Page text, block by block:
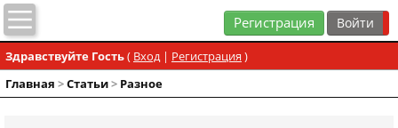
Регистрация
Здравствуйте Гость( Вход| Регистрация )
Главная >Статьи> Разное